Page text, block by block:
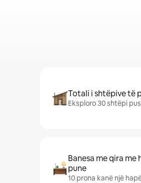
Totali i shtëpive të
Eksploro 30 shtëpi
Banesa me qira
pune
10 prona kanë një